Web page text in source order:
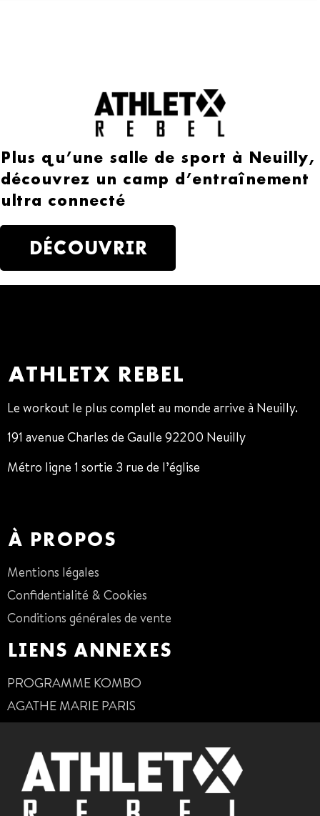
Plus qu’une salle de sport à Neuilly,
découvrez un camp d’entraînement
ultra connecté
DÉCOUVRIR
ATHLETX REBEL
Le workout le plus complet au monde arrive à Neuilly.
191 avenue Charles de Gaulle 92200 Neuilly
Métro ligne 1 sortie 3 rue de l’église
À PROPOS
Mentions légales
Confidentialité & Cookies
Conditions générales de vente
LIENS ANNEXES
PROGRAMME KOMBO
AGATHE MARIE PARIS